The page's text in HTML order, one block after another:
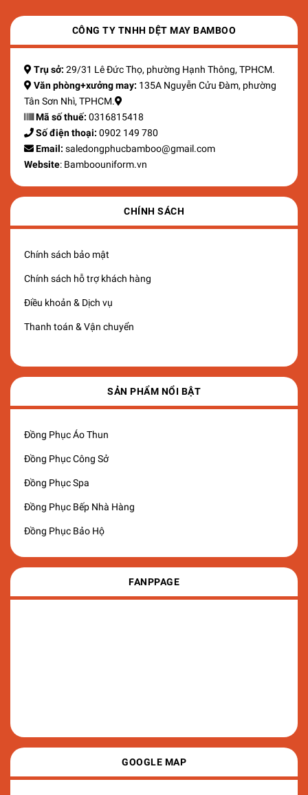
CÔNG TY TNHH DỆT MAY BAMBOO
Trụ sở: 29/31 Lê Đức Thọ, phường Hạnh Thông, TPHCM.
Văn phòng+xưởng may: 135A Nguyễn Cửu Đàm, phường
Tân Sơn Nhì, TPHCM.
Mã số thuế: 0316815418
Số điện thoại: 0902 149 780
Email: saledongphucbamboo@gmail.com
Website: Bamboouniform.vn
CHÍNH SÁCH
Chính sách bảo mật
Chính sách hỗ trợ khách hàng
Điều khoản & Dịch vụ
Thanh toán & Vận chuyển
SẢN PHẨM NỔI BẬT
Đồng Phục Áo Thun
Đồng Phục Công Sở
Đồng Phục Spa
Đồng Phục Bếp Nhà Hàng
Đồng Phục Bảo Hộ
FANPPAGE
GOOGLE MAP